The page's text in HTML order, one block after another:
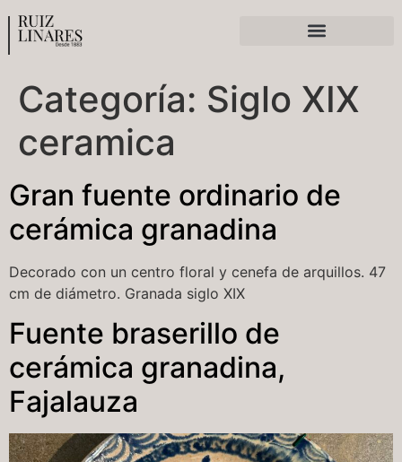
Categoría: Siglo XIX
ceramica
Gran fuente ordinario de
cerámica granadina
Decorado con un centro floral y cenefa de arquillos. 47
cm de diámetro. Granada siglo XIX
Fuente braserillo de
cerámica granadina,
Fajalauza